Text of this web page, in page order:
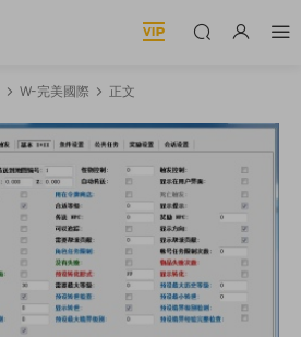
W-完美國際 正文